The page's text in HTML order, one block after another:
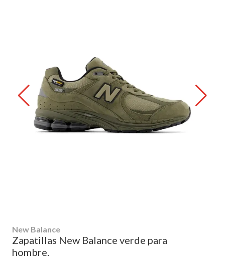
New Balance
Zapatillas New Balance verde para
hombre.